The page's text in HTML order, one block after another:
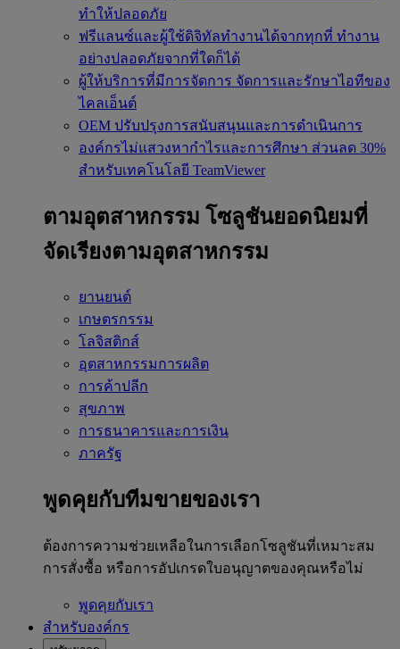
ทำให้ปลอดภัย
ฟรีแลนซ์และผู้ใช้ดิจิทัลทำงานได้จากทุกที่ ทำงาน
อย่างปลอดภัยจากที่ใดก็ได้
ผู้ให้บริการที่มีการจัดการ จัดการและรักษาไอทีของ
ไคลเอ็นต์
OEM ปรับปรุงการสนับสนุนและการดำเนินการ
องค์กรไม่แสวงหากำไรและการศึกษา ส่วนลด 30%
สำหรับเทคโนโลยี TeamViewer
ตามอุตสาหกรรม โซลูชันยอดนิยมที่
จัดเรียงตามอุตสาหกรรม
ยานยนต์
เกษตรกรรม
โลจิสติกส์
อุตสาหกรรมการผลิต
การค้าปลีก
สุขภาพ
การธนาคารและการเงิน
ภาครัฐ
พูดคุยกับทีมขายของเรา
ต้องการความช่วยเหลือในการเลือกโซลูชันที่เหมาะสม
การสั่งซื้อ หรือการอัปเกรดใบอนุญาตของคุณหรือไม่
พูดคุยกับเรา
สำหรับองค์กร